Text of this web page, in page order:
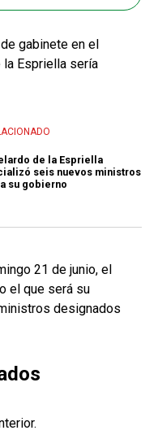
gabinete en el
Espriella sería
de la Espriella
seis nuevos ministros
su gobierno
21 de junio, el
el que será su
designados